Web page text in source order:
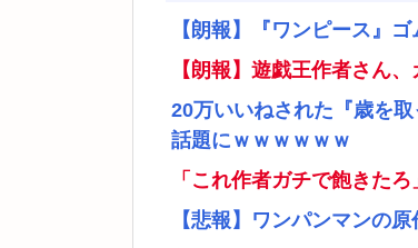
【朗報】『ワンピース』
【朗報】遊戯王作者さん
20万いいねされた『歳を
話題にｗｗｗｗｗｗ
「これ作者ガチで飽きた
【悲報】ワンパンマンの